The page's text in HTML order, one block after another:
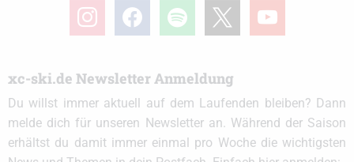
instagramfacebook spotify youtube
xc-ski.de Newsletter Anmeldung
Du willst immer aktuell auf dem Laufenden bleiben? Dann
melde dich für unseren Newsletter an. Während der Saison
erhältst du damit immer einmal pro Woche die wichtigsten